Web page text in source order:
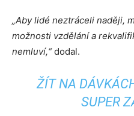
„Aby lidé neztráceli naději,
možnosti vzdělání a
nemluví,“dodal.
ŽÍT NA
SUPER